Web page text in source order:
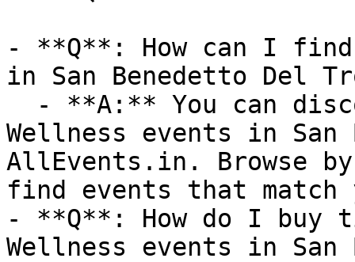
- **Q**: How can I find
in San Benedetto Del
Wellness events in San
AllEvents.in. Browse
find events that
- **Q**: How do I buy
Wellness events in San